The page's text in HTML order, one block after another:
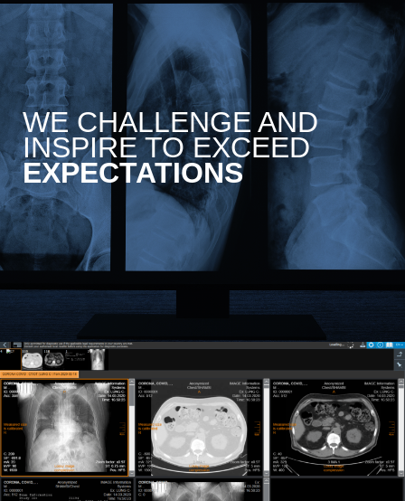
WE CHALLENGE AND
INSPIRE TO EXCEED
EXPECTATIONS